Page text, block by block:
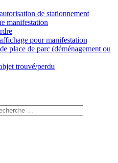
de stationnement
manifestation
pour manifestation
place de parc (déménagement ou
trouvé/perdu